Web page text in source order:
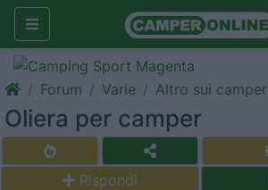
Forum Varie Altro sui camper
Oliera per camper
Rispondi